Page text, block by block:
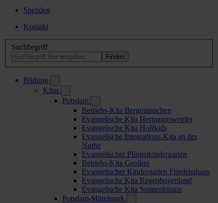
Spenden
Kontakt
Suchbegriff
Bildung
Kitas
Potsdam
Betriebs-Kita Bergmännchen
Evangelische Kita Hermannswerder
Evangelische Kita Hoffkids
Evangelische Integrations-Kita an der
Nuthe
Evangelischer Pfingstkindergarten
Betriebs-Kita Geolino
Evangelischer Kindergarten Friedenshaus
Evangelische Kita Regenbogenland
Evangelische Kita Sonnenblume
Potsdam-Mittelmark